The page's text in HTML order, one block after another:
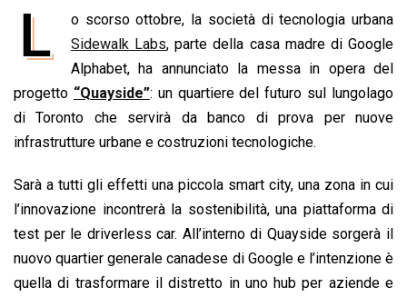
o
o
k
a
t
s
A
p
p
n
k
e
d
I
n
r
e
a
d
s
a
i
l
p
y
L
i
n
k
n
t
L
o scorso ottobre, la società di tecnologia urbana
Sidewalk Labs, parte della casa madre di Google
Alphabet, ha annunciato la messa in opera del
progetto “Quayside”: un quartiere del futuro sul lungolago
di Toronto che servirà da banco di prova per nuove
infrastrutture urbane e costruzioni tecnologiche.
Sarà a tutti gli effetti una piccola smart city, una zona in cui
l’innovazione incontrerà la sostenibilità, una piattaforma di
test per le driverless car. All’interno di Quayside sorgerà il
nuovo quartier generale canadese di Google e l’intenzione è
quella di trasformare il distretto in uno hub per aziende e